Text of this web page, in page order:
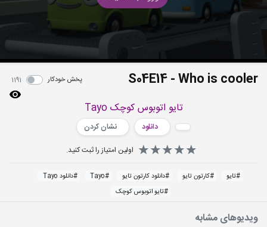
S04E14 - Who is cooler پخش خودکار 1191
تایو اتوبوس کوچک Tayo
دانلود
نشان کردن
اولین امتیاز را ثبت کنید.
#تایو #کارتون تایو #دانلود کارتون تایو #
Tayo
#دانلود Tayo
#تایو اتوبوس کوچک
ویدیوهای مشابه